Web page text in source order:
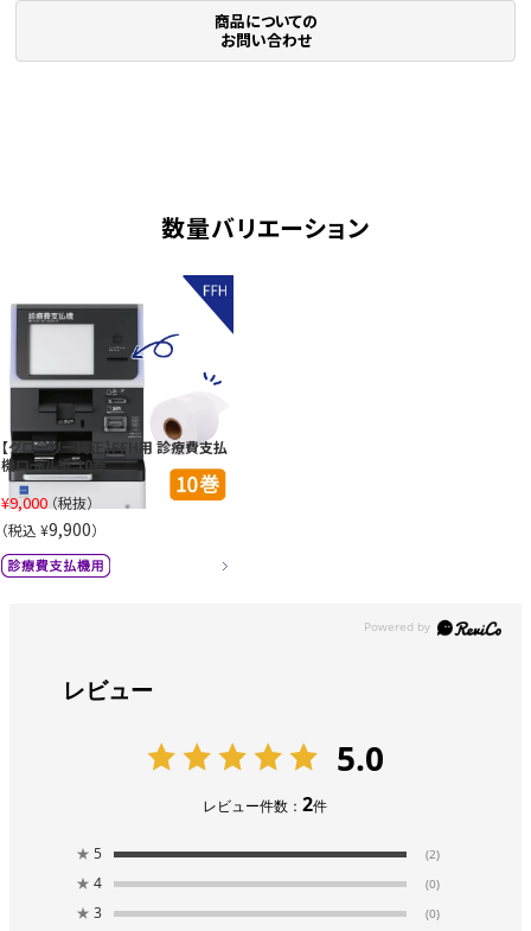
商品についての
お問い合わせ
数量バリエーション
【グローリー純正】FFH用 診療費支払
機ロール紙 10巻
¥9,000 （税抜）
（税込 ¥9,900）
レビュー
5.0
レビュー件数：2件
★ 5 (2)
★ 4 (0)
★ 3 (0)